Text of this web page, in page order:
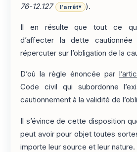
76-12.127
l'arrêt▾ ).
Il en résulte que tout ce
d’affecter la dette
répercuter sur l’obligation de la
D’où la règle énoncée par
Code civil qui subordonne
cautionnement à la validité de
Il s’évince de cette disposition
peut avoir pour objet toutes
importe leur source et leur nature.